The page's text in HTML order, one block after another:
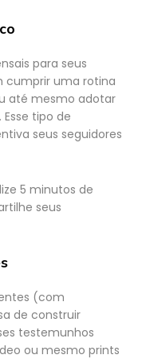
para seus
cumprir uma rotina
até mesmo adotar
tipo de
seus seguidores
5 minutos de
seus
(com
de construir
testemunhos
ou mesmo prints